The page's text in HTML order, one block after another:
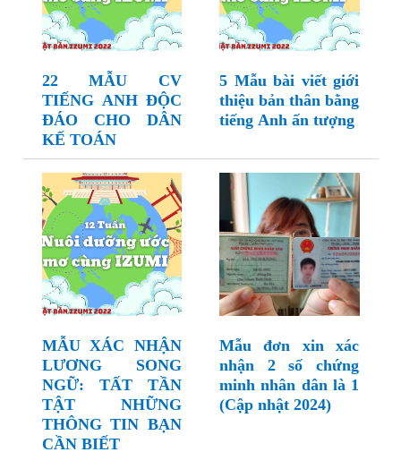
22 MẪU CV
TIẾNG ANH ĐỘC
ĐÁO CHO DÂN
KẾ TOÁN
5 Mẫu bài viết giới
thiệu bản thân bằng
tiếng Anh ấn tượng
MẪU XÁC NHẬN
LƯƠNG SONG
NGỮ: TẤT TẦN
TẬT NHỮNG
THÔNG TIN BẠN
CẦN BIẾT
Mẫu đơn xin xác
nhận 2 số chứng
minh nhân dân là 1
(Cập nhật 2024)